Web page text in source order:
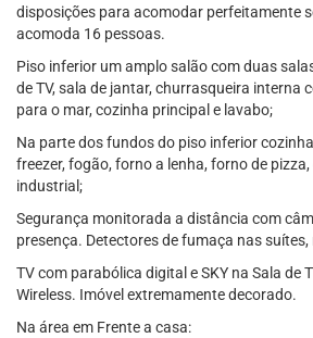
disposições para acomodar perfeitamente
acomoda 16 pessoas.
Piso inferior um amplo salão com duas
de TV, sala de jantar, churrasqueira interna
para o mar, cozinha principal e lavabo;
Na parte dos fundos do piso inferior
freezer, fogão, forno a lenha, forno de
industrial;
Segurança monitorada a distância com
presença. Detectores de fumaça nas suítes,
TV com parabólica digital e SKY na Sala de
Wireless. Imóvel extremamente decorado.
Na área em Frente a casa: